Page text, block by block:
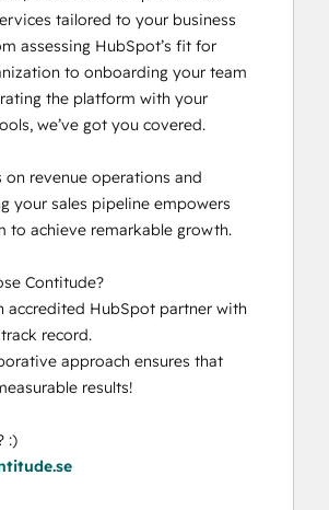
tailored to your business
assessing HubSpot’s fit for
to onboarding your team
the platform with your
we’ve got you covered.
on revenue operations and
your sales pipeline empowers
to achieve remarkable growth.
Contitude?
accredited HubSpot partner with
record.
approach ensures that
results!